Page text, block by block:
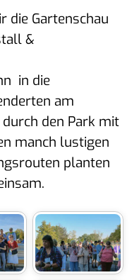
die Gartenschau
&
in die
am
den Park mit
manch lustigen
planten